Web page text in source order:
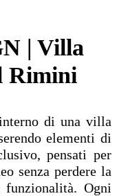
| Villa
Rimini
di una villa
elementi di
pensati per
senza perdere la
funzionalità. Ogni